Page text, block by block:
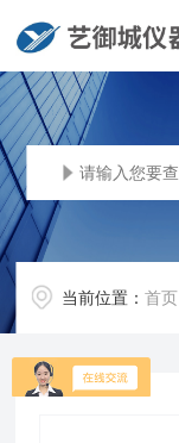
当前位置：首页